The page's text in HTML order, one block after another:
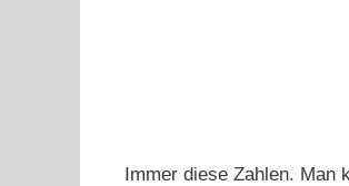
Immer diese Zahlen. Man